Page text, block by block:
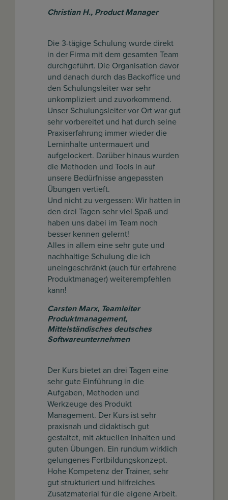
Christian H., Product Manager
Die 3-tägige Schulung wurde direkt
in der Firma mit dem gesamten Team
durchgeführt. Die Organisation davor
und danach durch das Backoffice und
den Schulungsleiter war sehr
unkompliziert und zuvorkommend.
Unser Schulungsleiter vor Ort war gut
sehr vorbereitet und hat durch seine
Praxiserfahrung immer wieder die
Lerninhalte untermauert und
aufgelockert. Darüber hinaus wurden
die Methoden und Tools in auf
unsere Bedürfnisse angepassten
Übungen vertieft.
Und nicht zu vergessen: Wir hatten in
den drei Tagen sehr viel Spaß und
haben uns dabei im Team noch
besser kennen gelernt!
Alles in allem eine sehr gute und
nachhaltige Schulung die ich
uneingeschränkt (auch für erfahrene
Produktmanager) weiterempfehlen
kann!
Carsten Marx, Teamleiter
Produktmanagement,
Mittelständisches deutsches
Softwareunternehmen
Der Kurs bietet an drei Tagen eine
sehr gute Einführung in die
Aufgaben, Methoden und
Werkzeuge des Produkt
Management. Der Kurs ist sehr
praxisnah und didaktisch gut
gestaltet, mit aktuellen Inhalten und
guten Übungen. Ein rundum wirklich
gelungenes Fortbildungskonzept.
Hohe Kompetenz der Trainer, sehr
gut strukturiert und hilfreiches
Zusatzmaterial für die eigene Arbeit.